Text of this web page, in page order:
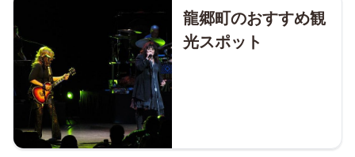
龍郷町のおすすめ観
光スポット